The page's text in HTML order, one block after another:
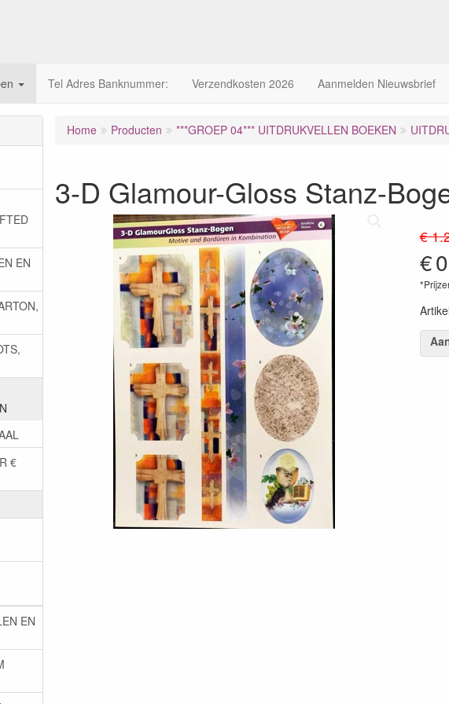
Tel Adres Banknummer: Verzendkosten 2026 Aanmelden Nieuwsbrief
Home Producten ***GROEP 04*** UITDRUKVELLEN BOEKEN
3-D Glamour-Gloss Stanz-
€
€
EN
€
EN